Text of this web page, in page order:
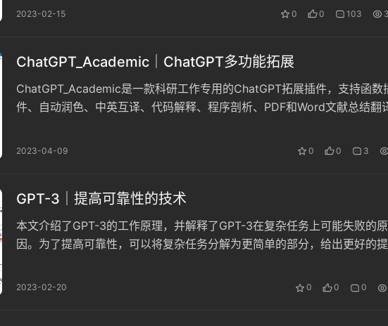
2023-02-15 0 0 103
ChatGPT_Academic｜ChatGPT多功能拓展
ChatGPT_Academic是一款科研工作专用的ChatGPT拓展插件，支持函数
件、自动润色、中英互译、代码解释、程序剖析、PDF和Word文献总结翻
2023-04-09 0 0 3
GPT-3｜提高可靠性的技术
本文介绍了GPT-3的工作原理，并解释了GPT-3在复杂任务上可能失败的原
因。为了提高可靠性，可以将复杂任务分解为更简单的部分，给出更好的提
2023-02-20 0 0 0